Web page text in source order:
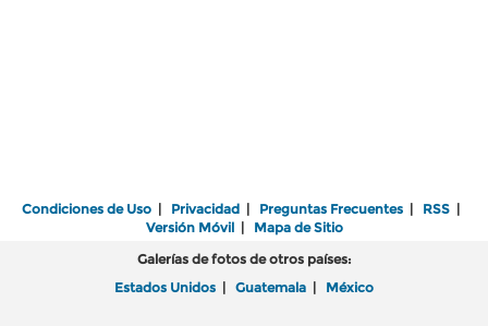
Condiciones de Uso | Privacidad | Preguntas Frecuentes | RSS |
Versión Móvil| Mapa de Sitio
Galerías de fotos de otros países:
Estados Unidos | Guatemala | México